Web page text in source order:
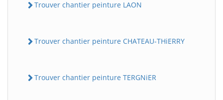
Trouver chantier peinture LAON
Trouver chantier peinture CHATEAU-THiERRY
Trouver chantier peinture TERGNiER